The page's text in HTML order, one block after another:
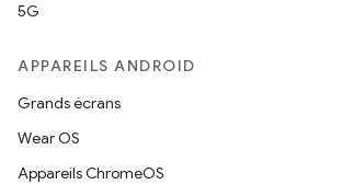
5G
APPAREILS ANDROID
Grands écrans
Wear OS
Appareils ChromeOS